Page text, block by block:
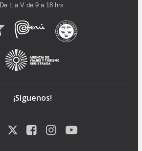
De L a V de 9 a 18 hrs.
¡Síguenos!